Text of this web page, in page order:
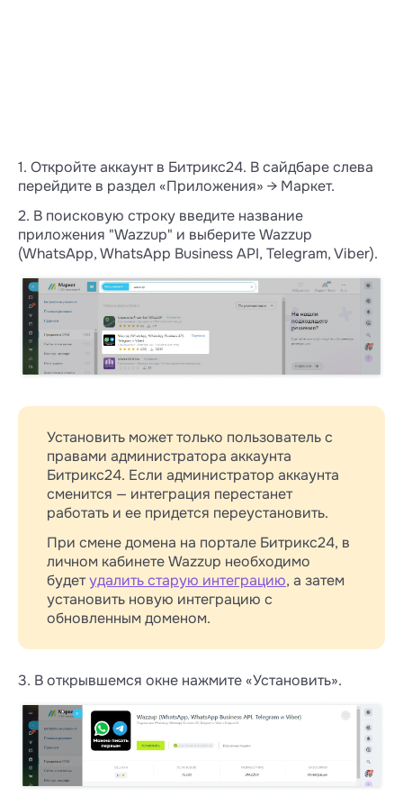
1. Откройте аккаунт в Битрикс24. В сайдбаре слева
перейдите в раздел «Приложения» → Маркет.
2. В поисковую строку введите название
приложения "Wazzup" и выберите Wazzup
(WhatsApp, WhatsApp Business API, Telegram, Viber).
Установить может только пользователь с
правами администратора аккаунта
Битрикс24. Если администратор аккаунта
сменится — интеграция перестанет
работать и ее придется переустановить.
При смене домена на портале Битрикс24, в
личном кабинете Wazzup необходимо
будетудалить старую интеграцию, а затем
установить новую интеграцию с
обновленным доменом.
3. В открывшемся окне нажмите «Установить».